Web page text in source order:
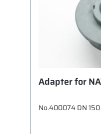
Adapter for
No.400074 DN